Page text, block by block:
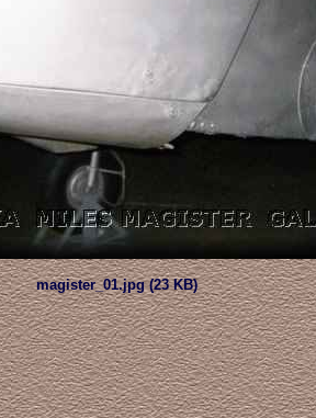
magister_01.jpg (23 KB)